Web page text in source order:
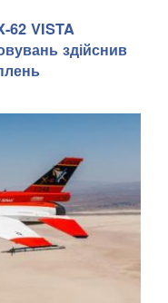
62 VISTA
здійснив